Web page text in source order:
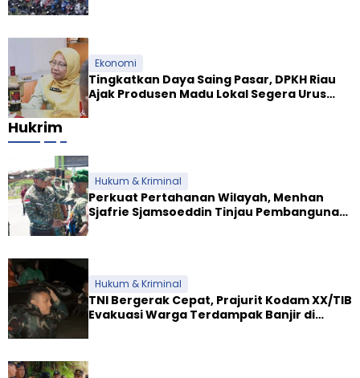
Ekonomi
Tingkatkan Daya Saing Pasar, DPKH Riau
Ajak Produsen Madu Lokal Segera Urus
Hukrim
Hukum & Kriminal
Perkuat Pertahanan Wilayah, Menhan
Sjafrie Sjamsoeddin Tinjau Pembangunan
Hukum & Kriminal
TNI Bergerak Cepat, Prajurit Kodam XX/TIB
Evakuasi Warga Terdampak Banjir di